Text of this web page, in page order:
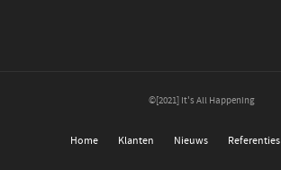
©[2021] It's All Happening
Home Klanten Nieuws Referenties